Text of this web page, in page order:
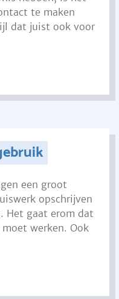
te maken
dat juist ook voor
een groot
opschrijven
Het gaat erom dat
werken. Ook